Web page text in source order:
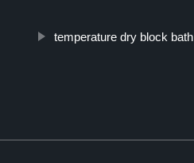
temperature dry block bath